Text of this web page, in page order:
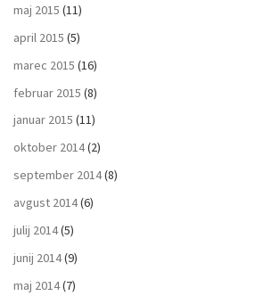
maj 2015 (11)
april 2015 (5)
marec 2015 (16)
februar 2015 (8)
januar 2015 (11)
oktober 2014(2)
september 2014(8)
avgust 2014(6)
julij 2014(5)
junij 2014(9)
maj 2014(7)